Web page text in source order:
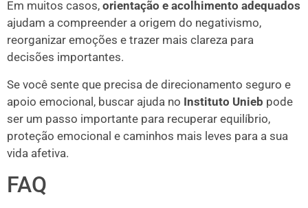
Em muitos casos, orientação e acolhimento adequados
ajudam a compreender a origem do negativismo,
reorganizar emoções e trazer mais clareza para
decisões importantes.
Se você sente que precisa de direcionamento seguro e
apoio emocional, buscar ajuda no Instituto Unieb pode
ser um passo importante para recuperar equilíbrio,
proteção emocional e caminhos mais leves para a sua
vida afetiva.
FAQ